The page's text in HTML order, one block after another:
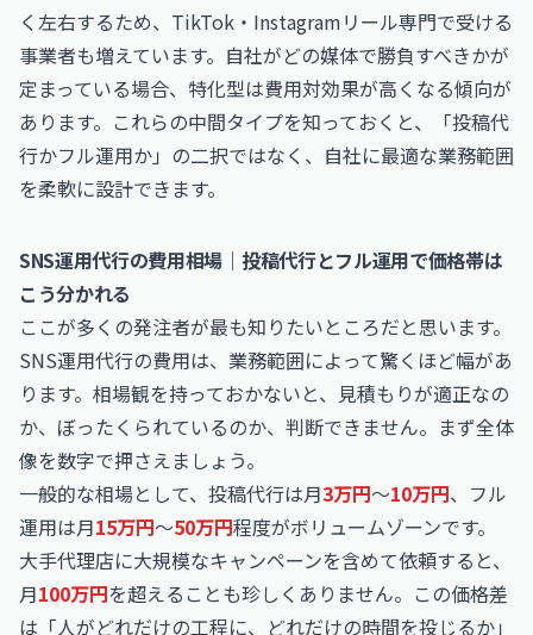
く左右するため、TikTok・Instagramリール専門で受ける
事業者も増えています。自社がどの媒体で勝負すべきかが
定まっている場合、特化型は費用対効果が高くなる傾向が
あります。これらの中間タイプを知っておくと、「投稿代
行かフル運用か」の二択ではなく、自社に最適な業務範囲
を柔軟に設計できます。
SNS運用代行の費用相場｜投稿代行とフル運用で価格帯は
こう分かれる
ここが多くの発注者が最も知りたいところだと思います。
SNS運用代行の費用は、業務範囲によって驚くほど幅があ
ります。相場観を持っておかないと、見積もりが適正なの
か、ぼったくられているのか、判断できません。まず全体
像を数字で押さえましょう。
一般的な相場として、投稿代行は月3万円〜10万円、フル
運用は月15万円〜50万円程度がボリュームゾーンです。
大手代理店に大規模なキャンペーンを含めて依頼すると、
月100万円を超えることも珍しくありません。この価格差
は「人がどれだけの工程に、どれだけの時間を投じるか」